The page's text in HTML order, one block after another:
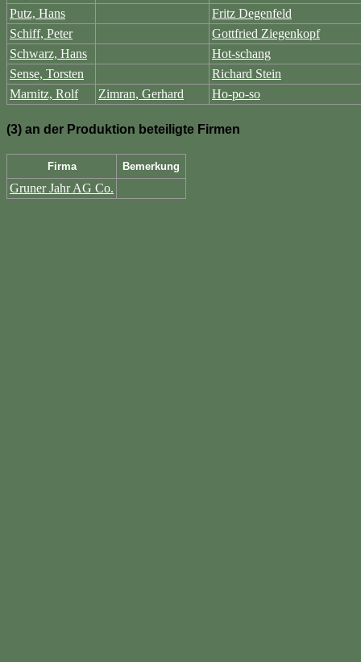
Putz, Hans
Fritz Degenfeld
Schiff, Peter
Gottfried Ziegenkopf
Schwarz, Hans
Hot-schang
Sense, Torsten
Richard Stein
Marnitz, Rolf
Zimran, Gerhard Ho-po-so
(3) an der Produktion beteiligte Firmen
Firma Bemerkung
Gruner Jahr AG Co.